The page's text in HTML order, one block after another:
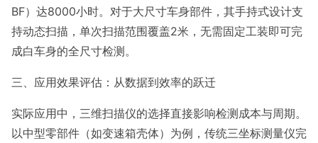
BF）达8000小时。对于大尺寸车身部件，其手持式设计支
持动态扫描，单次扫描范围覆盖2米，无需固定工装即可完
成白车身的全尺寸检测。
三、应用效果评估：从数据到效率的跃迁
实际应用中，三维扫描仪的选择直接影响检测成本与周期。
以中型零部件（如变速箱壳体）为例，传统三坐标测量仪完